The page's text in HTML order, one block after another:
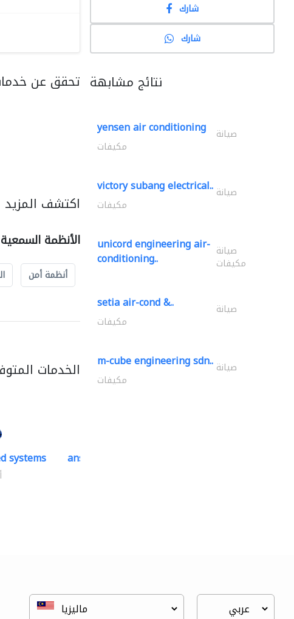
تحقق عن
اكتشف المزيد
الأنظمة
أنظمة أمن
الخدمات
systems ansari security systems
شارك
شارك
نتائج مشابهة
yensen air conditioning صيانة
مكيفات
victory subang electrical.. صيانة
مكيفات
unicord engineering air-
conditioning.. صيانة
مكيفات
setia air-cond &.. صيانة
مكيفات
m-cube engineering sdn.. صيانة
مكيفات